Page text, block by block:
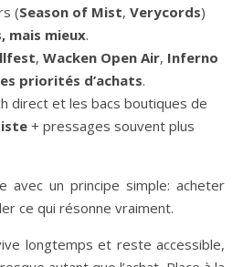
(Season of Mist, Verycords)
mais mieux.
, Wacken Open Air, Inferno
priorités d’achats.
direct et les bacs boutiques de
+ pressages souvent plus
avec un principe simple: acheter
ce qui résonne vraiment.
longtemps et reste accessible,